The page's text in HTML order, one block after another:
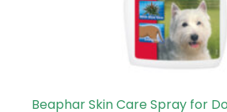
Beaphar Skin Care Spray for